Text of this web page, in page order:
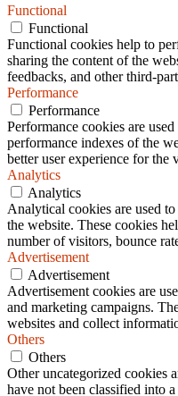
Functional
Functional
Functional cookies help to
sharing the content of the
feedbacks, and other third-
Performance
Performance
Performance cookies are
performance indexes of the
better user experience for the
Analytics
Analytics
Analytical cookies are used
the website. These cookies
number of visitors, bounce
Advertisement
Advertisement
Advertisement cookies are
and marketing campaigns.
websites and collect
Others
Others
Other uncategorized cookies
have not been classified into